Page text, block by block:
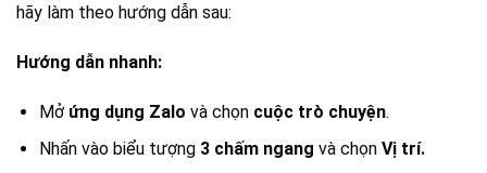
hãy làm theo hướng dẫn sau:
Hướng dẫn nhanh:
Mở ứng dụng Zalo và chọn cuộc trò chuyện.
Nhấn vào biểu tượng 3 chấm ngang và chọn Vị trí.